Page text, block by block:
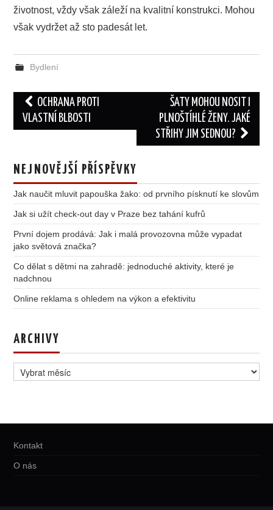
životnost, vždy však záleží na kvalitní konstrukci. Mohou
však vydržet až sto padesát let.
Bydlení
Post
navigation
OCHRANA PROTI
VLASTNÍ BLBOSTI
ŠATY MOHOU NOSIT I
PLNOŠTÍHLÉ ŽENY. JAKÉ
STŘIHY JIM SEDNOU?
NEJNOVĚJŠÍ PŘÍSPĚVKY
Jak naučit mluvit papouška žako: od prvního písknutí ke slovům
Jak si užít check-out day v Praze bez tahání kufrů
První dojem prodává: Jak i malá provozovna může vypadat
jako světová značka?
Co dělat s dětmi na zahradě: jednoduché aktivity, které je
nadchnou
Online reklama s ohledem na výkon a efektivitu
ARCHIVY
Kontakt
O nás